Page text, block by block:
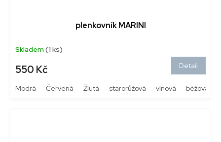
plenkovník MARINI
Skladem(1 ks)
550 Kč Detail
Modrá Červená Žlutá starorůžová vínová béžová